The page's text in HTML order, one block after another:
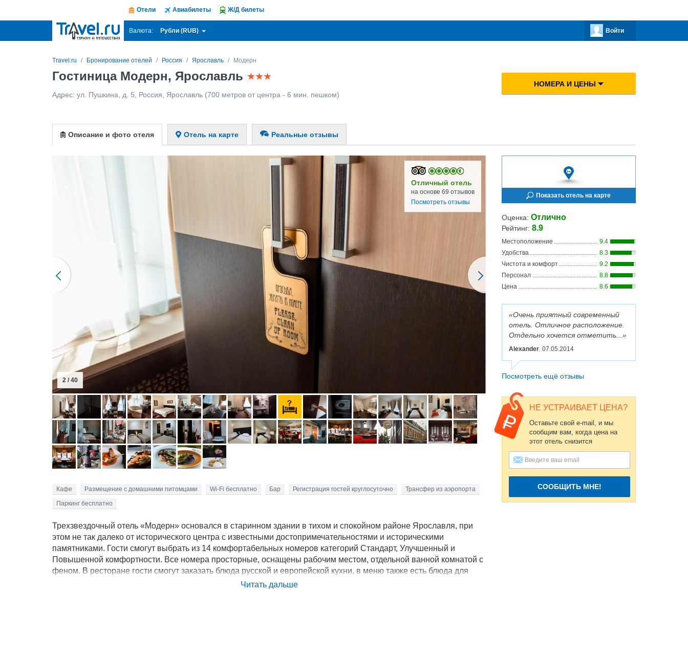
Отели Авиабилеты Ж/Д билеты
Валюта: Рубли (RUB) Войти
Travel.ru Бронирование отелей Россия Ярославль Модерн
Гостиница Модерн, Ярославль
Адрес: ул. Пушкина, д. 5 Россия Ярославль (700 метров от центра - 6 мин. пешком)
НОМЕРА И ЦЕНЫ
Описание и фото отеля Отель на карте Реальные отзывы
Отличный отель
на основе 69 отзывов
Посмотреть отзывы
3 / 40
Кафе Размещение с домашними питомцами Wi-Fi бесплатно Бар Регистрация гостей круглосуточно
Трансфер из аэропорта
Паркинг бесплатно
Трехзвездочный отель «Модерн» основался в старинном здании в тихом и спокойном районе Ярославля, при
этом не так далеко от исторического центра с известными достопримечательностями и историческими
памятниками. Гости смогут выбрать из 14 комфортабельных номеров категорий Стандарт, Улучшенный и
Повышенной комфортности. Все номера просторные, оснащены рабочим местом, отдельной ванной комнатой с
феном. В ресторане гости смогут заказать блюда русской и европейской кухни, в меню также есть блюда для
детского стола. Помещение ресторана располагает и на проведение различных торжеств.
Читать дальше
Показать отель на карте
Оценка: Отлично
Рейтинг: 8.9
Местоположение
9.4
Удобства
8.3
Чистота и комфорт
9.2
Персонал
8.8
Цена
8.6
Очень приятный современный
отель. Отличное расположение.
Отдельно хочется отметить...
Alexander, 07.05.2014
Посмотреть ещё отзывы
НЕ УСТРАИВАЕТ ЦЕНА?
Оставьте свой e-mail, и мы
сообщим вам, когда цена на
этот отель снизится
СООБЩИТЬ МНЕ!